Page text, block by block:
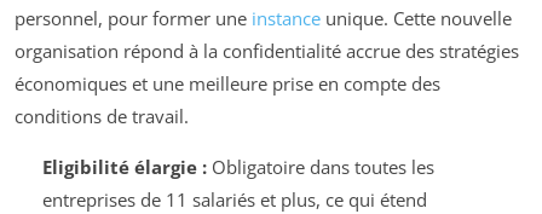
personnel, pour former une instance unique. Cette nouvelle
organisation répond à la confidentialité accrue des stratégies
économiques et une meilleure prise en compte des
conditions de travail.
Eligibilité élargie :Obligatoire dans toutes les
entreprises de 11 salariés et plus, ce qui étend